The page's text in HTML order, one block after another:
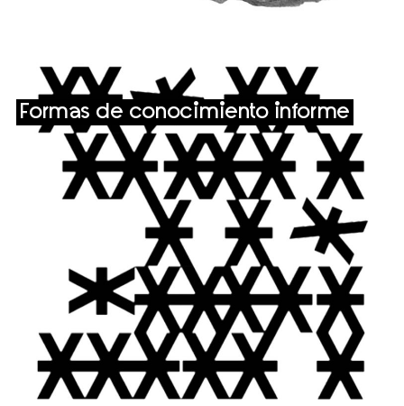
Formas de conocimiento informe